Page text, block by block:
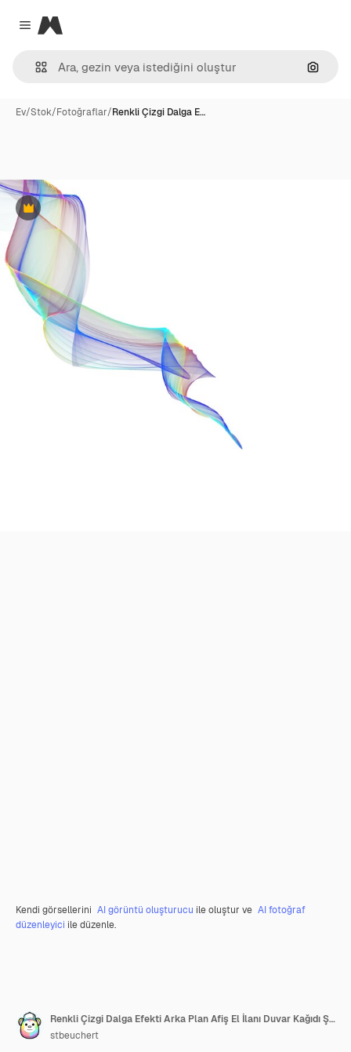
Close menu
Magnific
Ev/Stok/Fotoğraflar/Renkli Çizgi Dalga E…
Premium
Kendi görsellerini AI görüntü oluşturucu ile oluştur ve AI fotoğraf
düzenleyici ile düzenle.
Renkli Çizgi Dalga Efekti Arka Plan Afiş El İlanı Duvar Kağıdı Şablonu
stbeuchert